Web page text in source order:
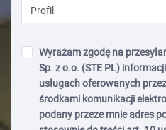
Profil
Wyrażam zgodę na
Sp. z o.o. (STE PL)
usługach oferowanych
środkami komunikacji
podany przeze mnie adres